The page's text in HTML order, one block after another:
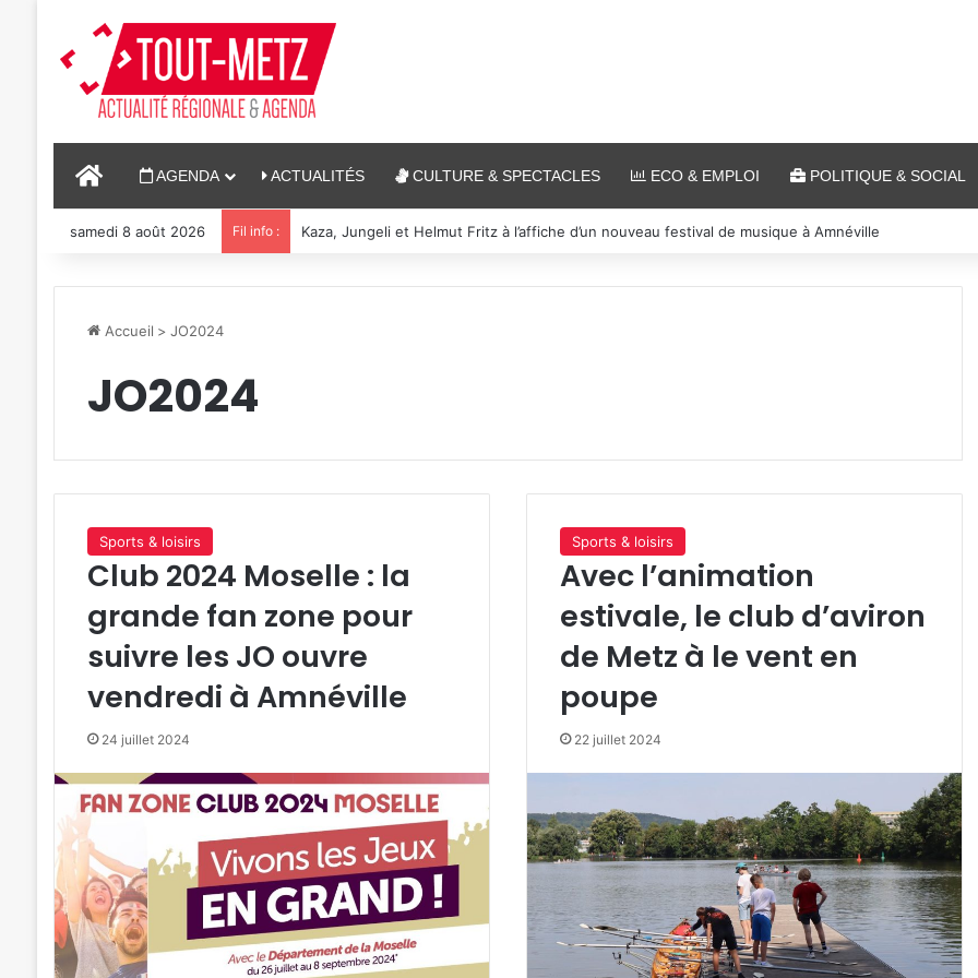
ACCUEILAGENDA ACTUALITÉS CULTURE & SPECTACLES ECO & EMPLOI POLITIQUE & SOCIAL
samedi 8 août 2026 Fil info : Reconstitution, spectacles et cinéma pour l’édition 2026 de « Ça tombe comme à Gravelotte »
Accueil > JO2024
JO2024
Sports & loisirs
Club 2024 Moselle : la
grande fan zone pour
suivre les JO ouvre
vendredi à Amnéville
24 juillet 2024
Sports & loisirs
Avec l’animation
estivale, le club d’aviron
de Metz à le vent en
poupe
22 juillet 2024